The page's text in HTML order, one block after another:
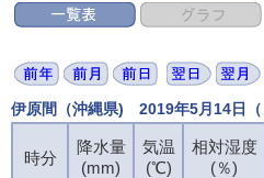
伊原間（沖縄県) 2019年5月14日（
時分
降水量
(mm)
気温
(℃)
相対湿度
(％)